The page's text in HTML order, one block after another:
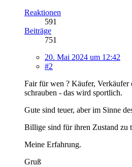
Reaktionen
591
Beiträge
751
20. Mai 2024 um 12:42
#2
Fair für wen ? Käufer, Verkäufer
schrauben - das wird sportlich.
Gute sind teuer, aber im Sinne
Billige sind für ihren Zustand zu
Meine Erfahrung.
Gruß